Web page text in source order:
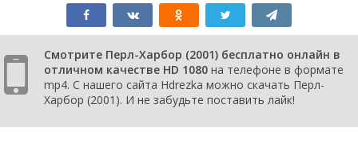
Смотрите Перл-Харбор (2001) бесплатно онлайн в
отличном качестве HD 1080 на телефоне в формате
mp4. С нашего сайта Hdrezka можно скачать Перл-
Харбор (2001). И не забудьте поставить лайк!